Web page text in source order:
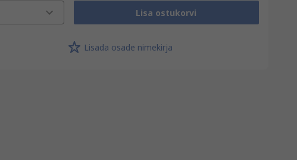
Lisa ostukorvi
Lisada osade nimekirja